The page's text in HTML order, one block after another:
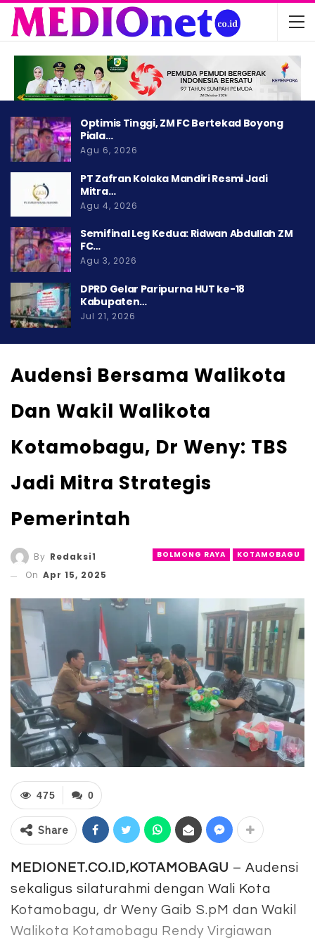
Optimis Tinggi, ZM FC Bertekad Boyong
Piala…
Agu 6, 2026
PT Zafran Kolaka Mandiri Resmi Jadi
Mitra…
Agu 4, 2026
Semifinal Leg Kedua: Ridwan Abdullah ZM
FC…
Agu 3, 2026
DPRD Gelar Paripurna HUT ke-18
Kabupaten…
Jul 21, 2026
Audensi Bersama Walikota
Dan Wakil Walikota
Kotamobagu, Dr Weny: TBS
Jadi Mitra Strategis
Pemerintah
BOLMONG RAYA KOTAMOBAGU
By Redaksi1
On Apr 15, 2025
0
475
Share
MEDIONET.CO.ID,KOTAMOBAGU – Audensi
sekaligus silaturahmi dengan Wali Kota
Kotamobagu, dr Weny Gaib S.pM dan Wakil
Walikota Kotamobagu Rendy Virgiawan